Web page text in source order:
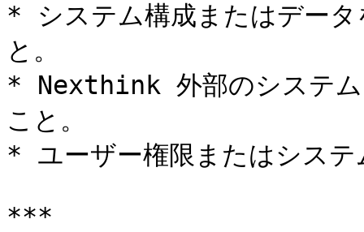
* システム構成またはデータ
と。
* Nexthink 外部のシステム
こと。
* ユーザー権限またはシステ
***